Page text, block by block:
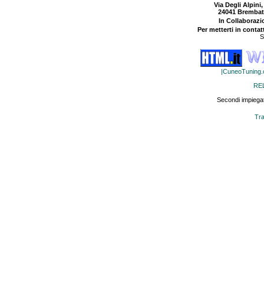
Via Degli Alpini,
24041
In
Per metterti in
Secondi